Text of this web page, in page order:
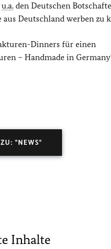
u.a. den Deutschen
Deutschland werben zu
Dinners für einen
– Handmade in
"NEWS"
Inhalte